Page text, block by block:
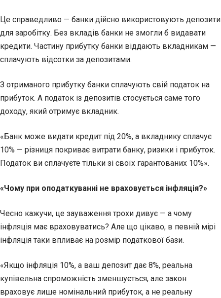
Це справедливо — банки дійсно використовують депозити
для заробітку. Без вкладів банки не змогли б видавати
кредити. Частину прибутку банки віддають вкладникам —
сплачують відсотки за депозитами.
З отриманого прибутку банки сплачують свій податок на
прибуток. А податок із депозитів стосується саме того
доходу, який отримує вкладник.
«Банк може видати кредит під 20%, а вкладнику сплачує
10% — різниця покриває витрати банку, ризики і прибуток.
Податок ви сплачуєте тільки зі своїх гарантованих 10%».
«Чому при оподаткуванні не враховується інфляція?»
Чесно кажучи, це зауваження трохи дивує — а чому
інфляція має враховуватись? Але що цікаво, в певній мірі
інфляція таки впливає на розмір податкової бази.
«Якщо інфляція 10%, а ваш депозит дає 8%, реальна
купівельна спроможність зменшується, але закон
враховує лише номінальний прибуток, а не реальну